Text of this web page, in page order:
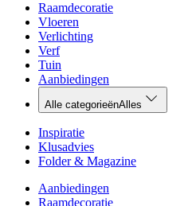
Raamdecoratie
Vloeren
Verlichting
Verf
Tuin
Aanbiedingen
Alle categorieënAlles
Inspiratie
Klusadvies
Folder & Magazine
Aanbiedingen
Raamdecoratie